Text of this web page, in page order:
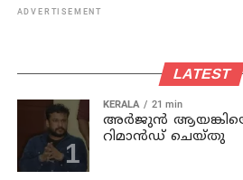
ADVERTISEMENT
LATEST
KERALA 21 min
അര്‍ജുന്‍ ആയങ്കിയെ
റിമാൻഡ് ചെയ്തു